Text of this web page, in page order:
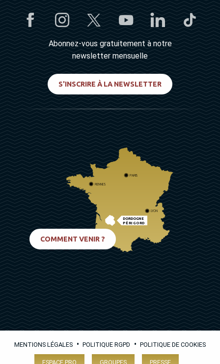
Abonnez-vous gratuitement à notre
newsletter mensuelle
S'INSCRIRE À LA NEWSLETTER
DORDOGNE
PÉRIGORD
PARIS
RENNES
LYON
COMMENT VENIR ?
MENTIONS LÉGALES • POLITIQUE RGPD • POLITIQUE DE COOKIES
ESPACE PRO GROUPES PRESSE